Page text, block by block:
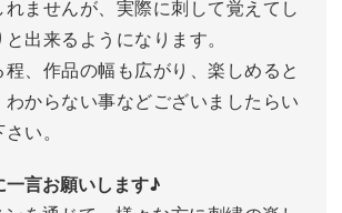
ませんが、実際に刺して覚えてし
出来るようになります。
、作品の幅も広がり、楽しめると
からない事などございましたらい
い。
一言お願いします♪